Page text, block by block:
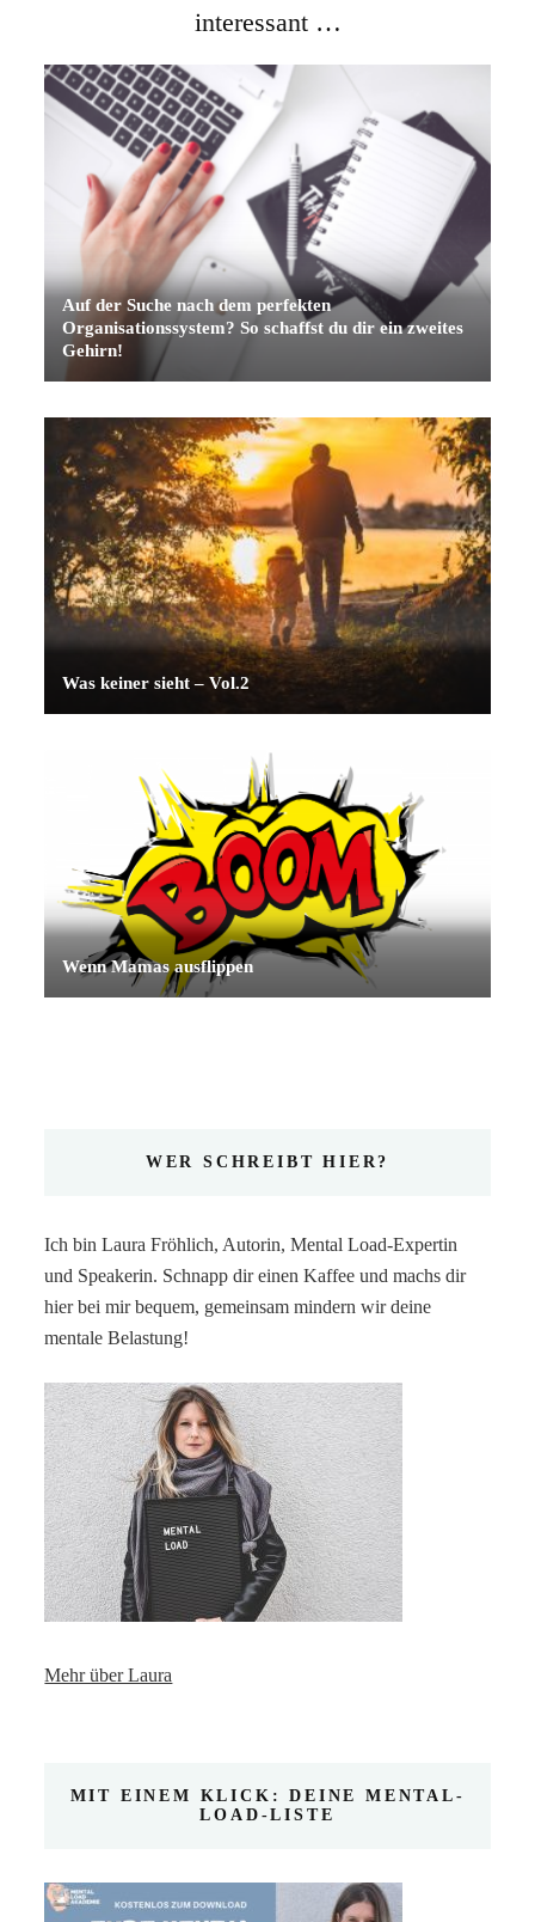
interessant …
Auf der Suche nach dem perfekten
Organisationssystem? So schaffst du dir ein zweites
Gehirn!
Was keiner sieht – Vol.2
Wenn Mamas ausflippen
WER SCHREIBT HIER?
Ich bin Laura Fröhlich, Autorin, Mental Load-Expertin
und Speakerin. Schnapp dir einen Kaffee und machs dir
hier bei mir bequem, gemeinsam mindern wir deine
mentale Belastung!
Mehr über Laura
MIT EINEM KLICK: DEINE MENTAL-
LOAD-LISTE